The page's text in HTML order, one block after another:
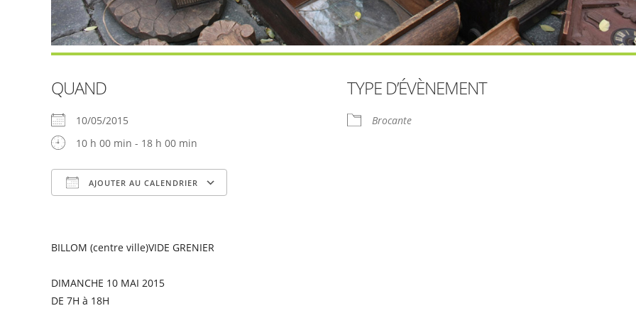
QUAND
10/05/2015
10 h 00 min - 18 h 00 min
AJOUTER AU CALENDRIER
TYPE D’ÉVÈNEMENT
Brocante
BILLOM (centre ville)VIDE GRENIER
DIMANCHE 10 MAI 2015
DE 7H à 18H